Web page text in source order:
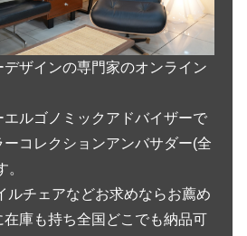
デザインの専門家のオンライン
ルゴノミックアドバイザーで
コレクションアンバサダー(全
ルチェアなどお求めならお薦め
庫も持ち全国どこでも納品可